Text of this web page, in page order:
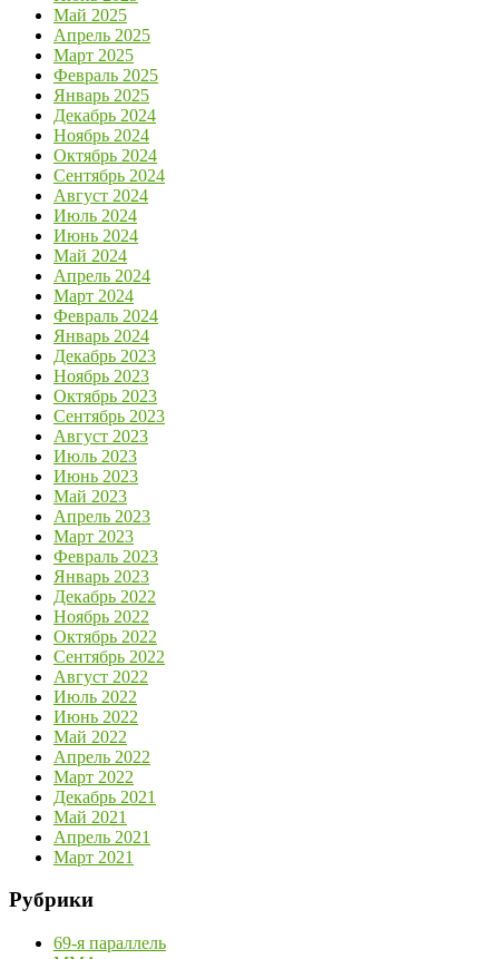
Май 2025
Апрель 2025
Март 2025
Февраль 2025
Январь 2025
Декабрь 2024
Ноябрь 2024
Октябрь 2024
Сентябрь 2024
Август 2024
Июль 2024
Июнь 2024
Май 2024
Апрель 2024
Март 2024
Февраль 2024
Январь 2024
Декабрь 2023
Ноябрь 2023
Октябрь 2023
Сентябрь 2023
Август 2023
Июль 2023
Июнь 2023
Май 2023
Апрель 2023
Март 2023
Февраль 2023
Январь 2023
Декабрь 2022
Ноябрь 2022
Октябрь 2022
Сентябрь 2022
Август 2022
Июль 2022
Июнь 2022
Май 2022
Апрель 2022
Март 2022
Декабрь 2021
Май 2021
Апрель 2021
Март 2021
Рубрики
69-я параллель